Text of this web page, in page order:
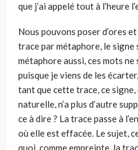
que j’ai appelé tout à l’heure
Nous pouvons poser d’ores
trace par métaphore, le signe
métaphore aussi, ces mots
puisque je viens de les
tant que cette trace, ce
naturelle, n’a plus d’autre
ce à dire ? La trace passe à
où elle est effacée. Le sujet,